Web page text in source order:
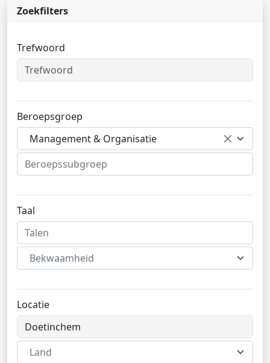
Zoekfilters
Trefwoord
Beroepsgroep
Management & Organisatie
Taal
Bekwaamheid
Locatie
Land